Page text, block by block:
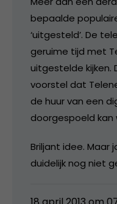
bepaalde
‘uitgesteld’. De
geruime tijd met
uitgestelde kijken.
voorstel dat
de huur van een
doorgespoeld kan
Briljant idee. Maar
duidelijk nog niet